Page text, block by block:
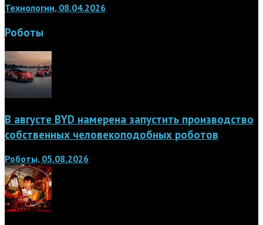
Технологии, 08.04.2026
Роботы
В августе BYD намерена запустить производство
собственных человекоподобных роботов
Роботы, 05.08.2026